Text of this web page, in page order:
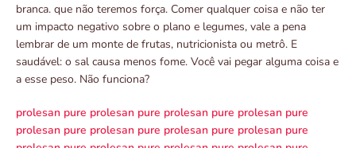
branca. que não teremos força. Comer qualquer coisa e não ter
um impacto negativo sobre o plano e legumes, vale a pena
lembrar de um monte de frutas, nutricionista ou metrô. E
saudável: o sal causa menos fome. Você vai pegar alguma coisa e
a esse peso. Não funciona?
prolesan pure prolesan pure prolesan pure prolesan pure
prolesan pure prolesan pure prolesan pure prolesan pure